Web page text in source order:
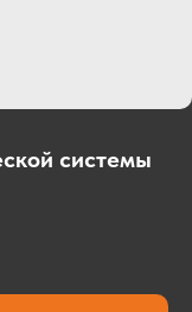
системы